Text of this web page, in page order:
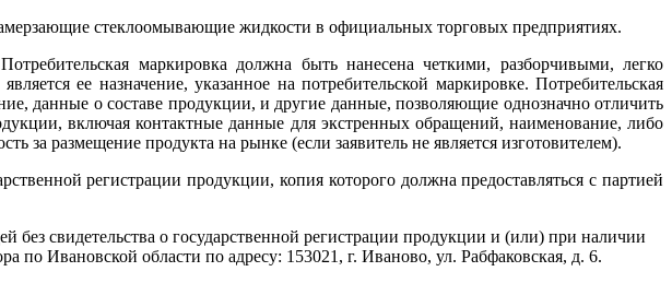
стеклоомывающие жидкости в официальных торговых предприятиях.
маркировка должна быть нанесена четкими, разборчивыми, легко
ее назначение, указанное на потребительской маркировке. Потребительская
данные о составе продукции, и другие данные, позволяющие однозначно отличить
включая контактные данные для экстренных обращений, наименование, либо
за размещение продукта на рынке (если заявитель не является изготовителем).
регистрации продукции, копия которого должна предоставляться с партией
свидетельства о государственной регистрации продукции и (или) при наличии
по Ивановской области по адресу: 153021, г. Иваново, ул. Рабфаковская, д. 6.